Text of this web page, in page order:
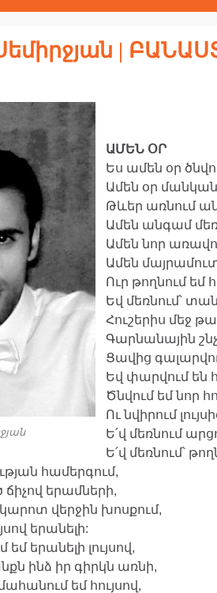
|
ԱՄԵՆ ՕՐ
Ես ամեն օր
Ամեն օր
Թևեր առնում
Ամեն անգամ
Ամեն նոր
Ամեն
Ուր թողնում եմ
Եվ մեռնում՝
Հուշերիս մեջ
Գարնանային
Ցավից
Եվ փարվում են
Ծնվում եմ նոր
Ու նվիրում
Ե՛վ մեռնում
Ե՛վ մեռնում՝
համերգում,
երամների,
վերջին խոսքում,
երանելի:
երանելի լույսով,
ինձ իր գիրկն առնի,
եմ հույսով,